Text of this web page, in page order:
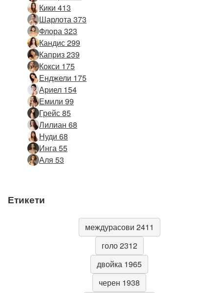
Кики 413
Шарлота 373
Флора 323
Кандис 299
Каприз 239
Кокси 175
Енджели 175
Ариел 154
Емили 99
Грейс 85
Лилиан 68
Нуди 68
Инга 55
Аля 53
Етикети
междурасови 2411
голо 2312
двойка 1965
черен 1938